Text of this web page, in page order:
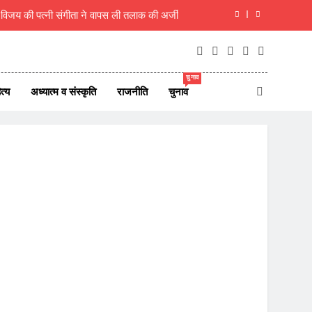
की पत्नी संगीता ने वापस ली तलाक की अर्जी
ही राष्ट्र का असली निर्माता- रचना गुप्ता
कार, एक ही परिवार के 5 लोगों की मौत, 1 लापता
अध्यात्म व संस्कृति राजनीति चुनाव
चुनाव